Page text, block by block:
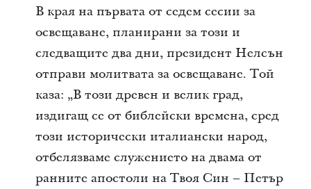
В края на първата от седем сесии за
освещаване, планирани за този и
следващите два дни, президент Нелсън
отправи молитвата за освещаване. Той
каза: „В този древен и велик град,
издигащ се от библейски времена, сред
този исторически италиански народ,
отбелязваме служението на двама от
ранните апостоли на Твоя Син – Петър